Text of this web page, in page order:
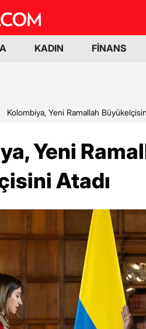
KADIN FİNANS
Kolombiya, Yeni Ramallah
Yeni
Atadı